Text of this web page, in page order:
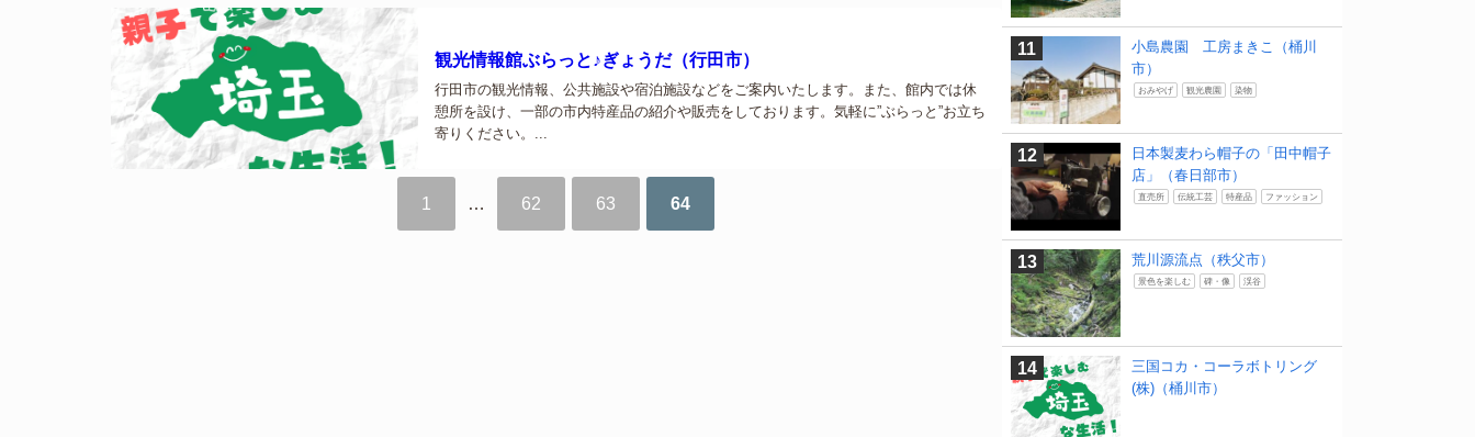
観光情報館ぶらっと♪ぎょうだ（行田市）
行田市の観光情報、公共施設や宿泊施設などをご案内いたします。また、館内では休
憩所を設け、一部の市内特産品の紹介や販売をしております。気軽に”ぶらっと”お立ち
寄りください。...
1 62 63 64
小島農園 工房まきこ（桶川
市）
おみやげ 観光農園 染物
日本製麦わら帽子の「田中帽子
店」（春日部市）
直売所 伝統工芸 特産品 ファッション
荒川源流点（秩父市）
景色を楽しむ 碑・像 渓谷
三国コカ・コーラボトリング
(株)（桶川市）